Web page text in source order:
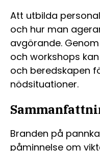
Att utbilda
och hur man
avgörande.
och workshops
och beredskapen
nödsituationer.
Branden på
påminnelse om